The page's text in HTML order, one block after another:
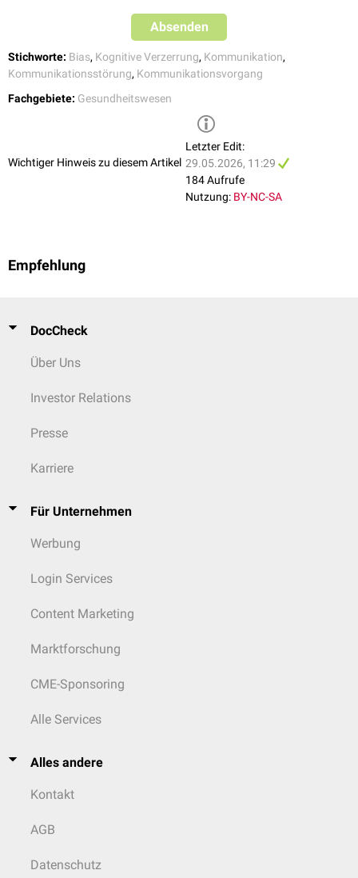
von Patientenaufklärung trotz formal
Wahrscheinlichkeitvon Rückfragen, Verzögerungen oder
Fehlinterpretationen im klinischen Ablauf
Damit ist der Expertenbias weniger ein klassischer Diagnosefehler im
engeren Sinne, sondern primär ein Kommunikations- und
Transferproblem innerhalb klinischer Systeme, das indirekt auch die
Absenden
Stichworte: Bias, Kognitive Verzerrung, Kommunikation,
Kommunikationsstörung, Kommunikationsvorgang
Fachgebiete: Gesundheitswesen
Wichtiger Hinweis zu diesem Artikel
Letzter Edit:
29.05.2026, 11:29
184 Aufrufe
Nutzung: BY-NC-SA
Empfehlung
DocCheck
Über Uns
Investor Relations
Presse
Karriere
Für Unternehmen
Werbung
Login Services
Content Marketing
Marktforschung
CME-Sponsoring
Alle Services
Alles andere
Kontakt
AGB
Datenschutz